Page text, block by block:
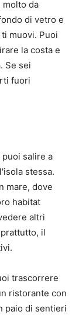
molto da
di vetro e
muovi. Puoi
la costa e
Se sei
fuori
salire a
stessa.
mare, dove
habitat
altri
il
trascorrere
ristorante con
paio di sentieri